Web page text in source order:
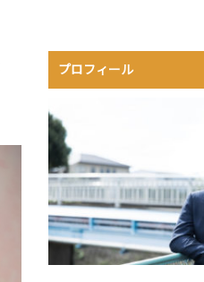
プロフィール